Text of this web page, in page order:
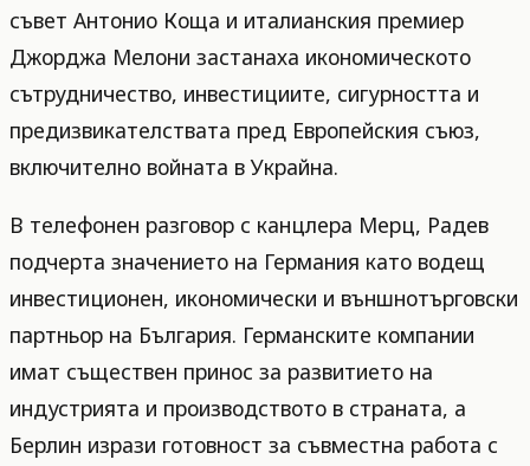
съвет Антонио Коща и италианския премиер
Джорджа Мелони застанаха икономическото
сътрудничество, инвестициите, сигурността и
предизвикателствата пред Европейския съюз,
включително войната в Украйна.
В телефонен разговор с канцлера Мерц, Радев
подчерта значението на Германия като водещ
инвестиционен, икономически и външнотърговски
партньор на България. Германските компании
имат съществен принос за развитието на
индустрията и производството в страната, а
Берлин изрази готовност за съвместна работа с